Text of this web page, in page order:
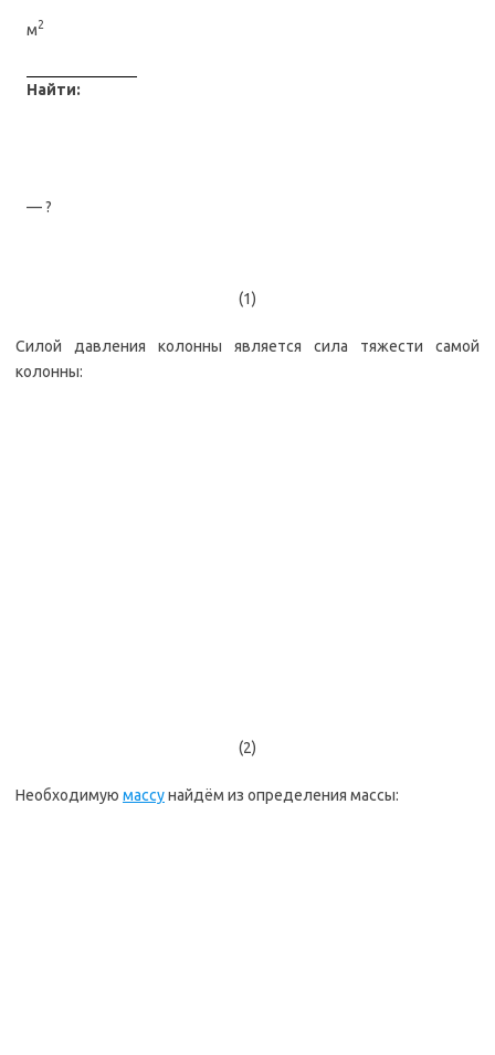
м2
Найти:
— ?
(1)
Силой давления колонны является сила тяжести самой
колонны:
(2)
Необходимую массунайдём из определения массы: